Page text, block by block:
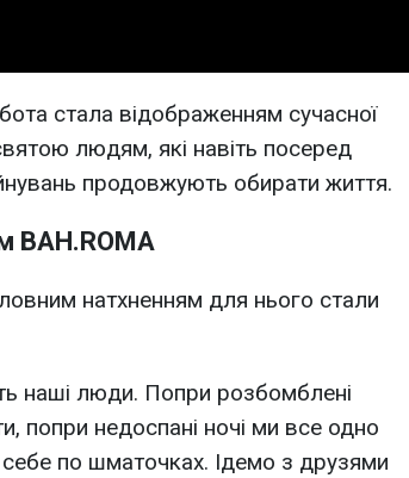
стала відображенням сучасної
людям, які навіть посеред
продовжують обирати життя.
BAH.ROMA
натхненням для нього стали
наші люди. Попри розбомблені
попри недоспані ночі ми все одно
по шматочках. Ідемо з друзями